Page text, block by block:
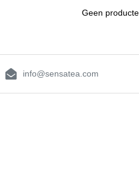
Geen
info@sensatea.com